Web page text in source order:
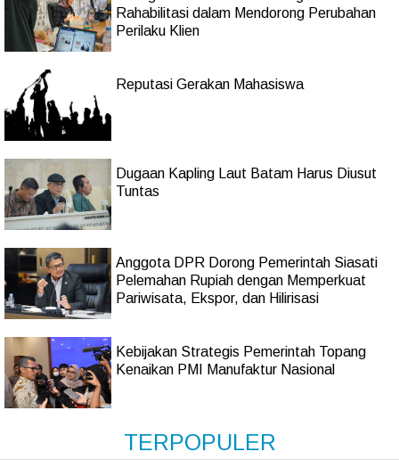
Rahabilitasi dalam Mendorong Perubahan
Perilaku Klien
Reputasi Gerakan Mahasiswa
Dugaan Kapling Laut Batam Harus Diusut
Tuntas
Anggota DPR Dorong Pemerintah Siasati
Pelemahan Rupiah dengan Memperkuat
Pariwisata, Ekspor, dan Hilirisasi
Kebijakan Strategis Pemerintah Topang
Kenaikan PMI Manufaktur Nasional
TERPOPULER